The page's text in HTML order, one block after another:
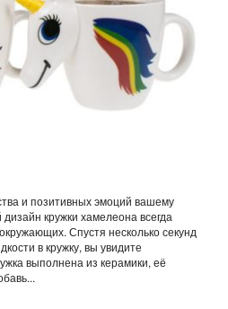
и позитивных эмоций вашему
кружки хамелеона всегда
Спустя несколько секунд
в кружку, вы увидите
выполнена из керамики, её